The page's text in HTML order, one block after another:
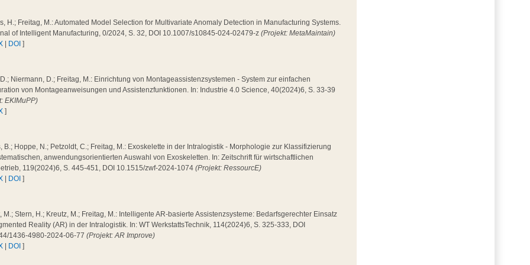
H.; Freitag, M.: Automated Model Selection for Multivariate Anomaly Detection in Manufacturing Systems.
of Intelligent Manufacturing, 0/2024, S. 32, DOI 10.1007/s10845-024-02479-z(Projekt: MetaMaintain)
DOI ]
Niermann, D.; Freitag, M.: Einrichtung von Montageassistenzsystemen - System zur einfachen
von Montageanweisungen und Assistenzfunktionen. In: Industrie 4.0 Science, 40(2024)6, S. 33-39
EKIMuPP)
]
B.; Hoppe, N.; Petzoldt, C.; Freitag, M.: Exoskelette in der Intralogistik - Morphologie zur Klassifizierung
anwendungsorientierten Auswahl von Exoskeletten. In: Zeitschrift für wirtschaftlichen
119(2024)6, S. 445-451, DOI 10.1515/zwf-2024-1074(Projekt: RessourcE)
DOI ]
M.; Stern, H.; Kreutz, M.; Freitag, M.: Intelligente AR-basierte Assistenzsysteme: Bedarfsgerechter Einsatz
Reality (AR) in der Intralogistik. In: WT WerkstattsTechnik, 114(2024)6, S. 325-333, DOI
1436-4980-2024-06-77(Projekt: AR Improve)
DOI ]